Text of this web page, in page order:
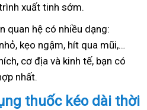
xuất tinh sớm.
quan hệ có nhiều dạng:
kẹo ngậm, hít qua mũi,…
cơ địa và kinh tế, bạn có
nhất.
thuốc kéo dài thời